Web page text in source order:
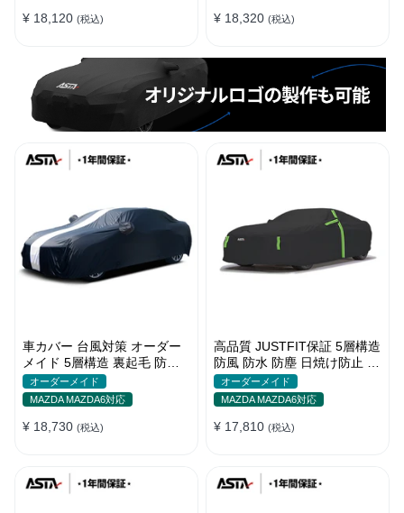
¥ 18,120 (税込) ¥ 18,320 (税込)
車カバー 台風対策 オーダー
メイド 5層構造 裏起毛 防水
防雨 軽/普自動車 SUV対応 お
すすめ
オーダーメイド
MAZDA MAZDA6対応
¥ 18,730 (税込)
高品質 JUSTFIT保証 5層構造
防風 防水 防塵 日焼け防止 高
級 ボディカバー
オーダーメイド
MAZDA MAZDA6対応
¥ 17,810 (税込)